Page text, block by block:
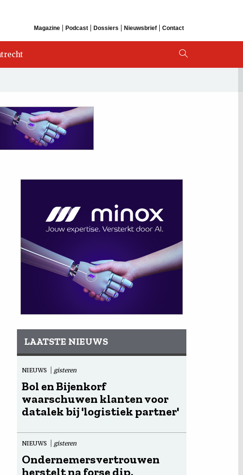
Magazine Podcast Dossiers Nieuwsbrief Contact
LAATSTE NIEUWS
NIEUWS gisteren
Bol en Bijenkorf
waarschuwen klanten voor
datalek bij 'logistiek partner'
NIEUWS gisteren
Ondernemersvertrouwen
herstelt na forse dip,